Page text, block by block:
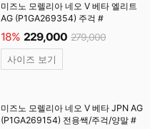
미즈노 모렐리아 네오 V 베타 엘리트
AG (P1GA269354) 주걱 #
18% 229,000 279,000
사이즈 보기
미즈노 모렐리아 네오 V 베타 JPN AG
(P1GA269154) 전용쌕/주걱/양말 #